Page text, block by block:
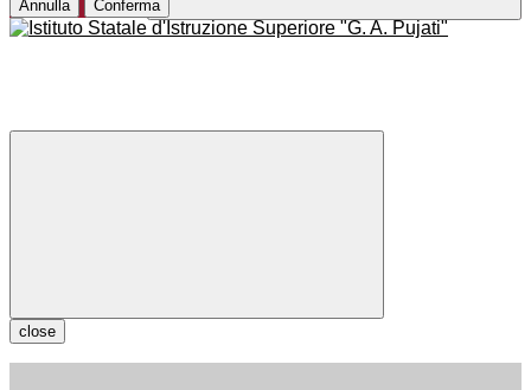
Annulla Conferma
close